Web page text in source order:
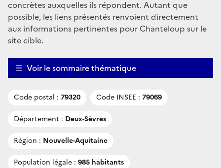
concrètes auxquelles ils répondent. Autant que
possible, les liens présentés renvoient directement
aux informations pertinentes pour Chanteloup sur le
site cible.
Voir le sommaire thématique
Code postal : 79320 Code INSEE : 79069
Département : Deux-Sèvres
Région : Nouvelle-Aquitaine
Population légale : 985 habitants